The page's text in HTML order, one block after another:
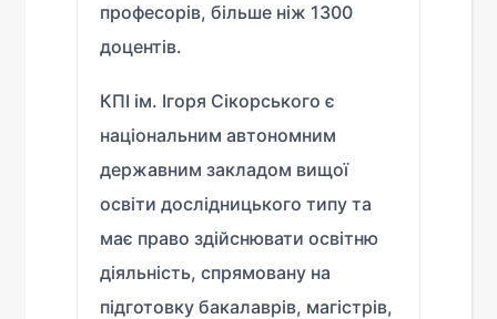
професорів, більше ніж 1300
доцентів.
КПІ ім. Ігоря Сікорського є
національним автономним
державним закладом вищої
освіти дослідницького типу та
має право здійснювати освітню
діяльність, спрямовану на
підготовку бакалаврів, магістрів,